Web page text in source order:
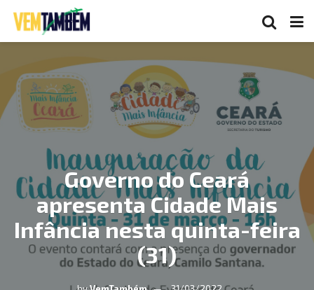
Governo do Ceará
apresenta Cidade Mais
Infância nesta quinta-feira
(31)